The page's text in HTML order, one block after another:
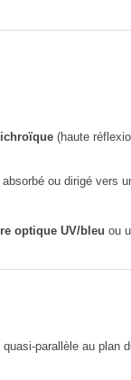
(haute
ou dirigé vers
optique UV/bleu ou
parallèle au plan